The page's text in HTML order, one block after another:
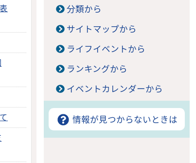
分類から
サイトマップから
ライフイベントから
ランキングから
イベントカレンダーから
情報が見つからないときは